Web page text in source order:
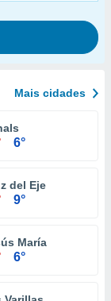
Mais cidades
6°
del Eje
9°
María
6°